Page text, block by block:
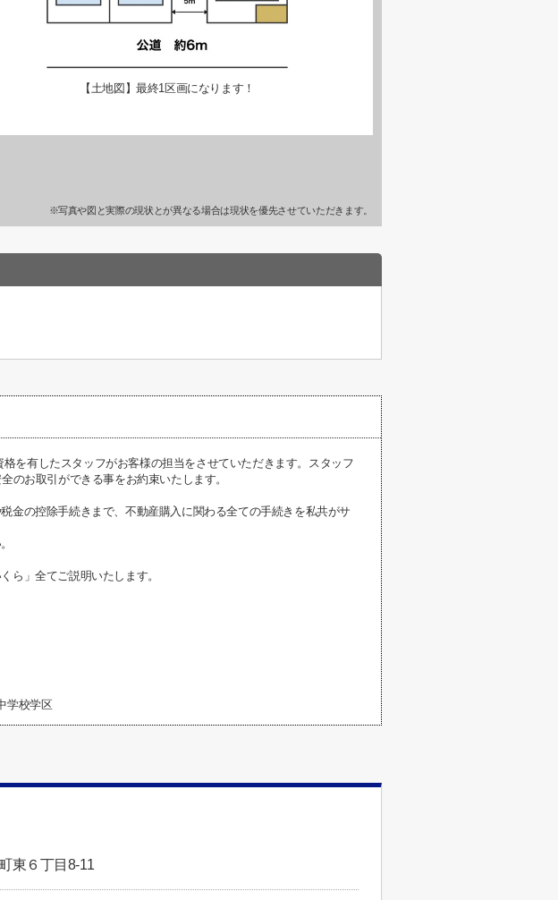
【土地図】最終1区画になります！
※写真や図と実際の現状とが異なる場合は現状を優先させていただきます。
を有したスタッフがお客様の担当をさせていただきます。スタッフ
のお取引ができる事をお約束いたします。
金の控除手続きまで、不動産購入に関わる全ての手続きを私共がサ
ら」全てご説明いたします。
校学区
東６丁目8-11